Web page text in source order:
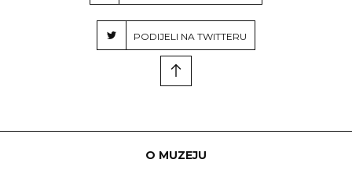
PODIJELI NA TWITTERU
O MUZEJU